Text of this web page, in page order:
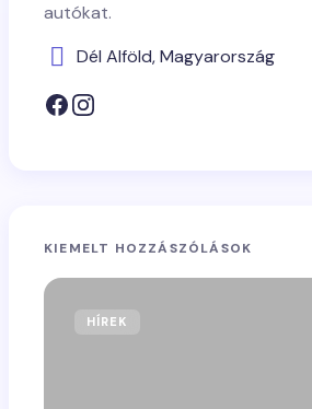
autókat.
Dél Alföld, Magyarország
KIEMELT HOZZÁSZÓLÁSOK
HÍREK